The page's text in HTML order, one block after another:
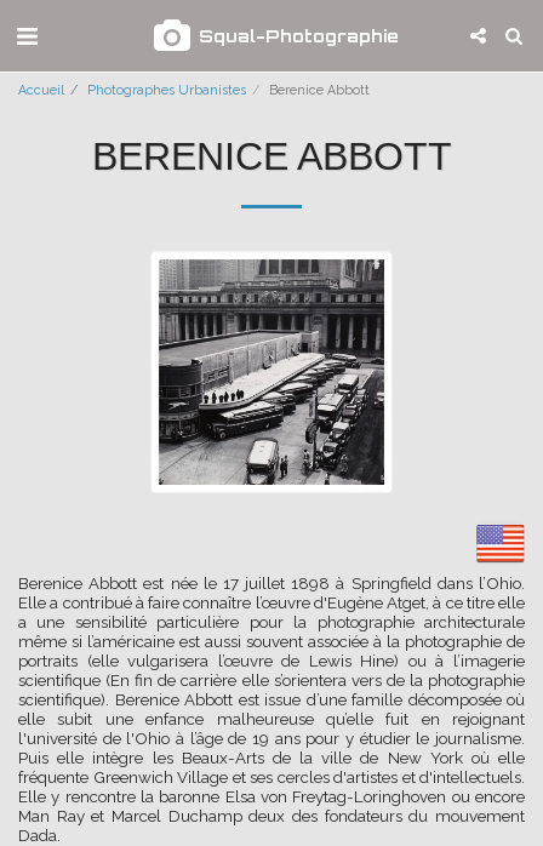
Squal-Photographie
Accueil Photographes Urbanistes Berenice Abbott
BERENICE ABBOTT
Berenice Abbott est née le 17 juillet 1898 à Springfield dans l’Ohio.
Elle a contribué à faire connaître l’œuvre d'Eugène Atget, à ce titre elle
a une sensibilité particulière pour la photographie architecturale
même si l’américaine est aussi souvent associée à la photographie de
portraits (elle vulgarisera l’œuvre de Lewis Hine) ou à l’imagerie
scientifique (En fin de carrière elle s’orientera vers de la photographie
scientifique). Berenice Abbott est issue d’une famille décomposée où
elle subit une enfance malheureuse qu’elle fuit en rejoignant
l'université de l'Ohio à l’âge de 19 ans pour y étudier le journalisme.
Puis elle intègre les Beaux-Arts de la ville de New York où elle
fréquente Greenwich Village et ses cercles d'artistes et d'intellectuels.
Elle y rencontre la baronne Elsa von Freytag-Loringhoven ou encore
Man Ray et Marcel Duchamp deux des fondateurs du mouvement
Dada.